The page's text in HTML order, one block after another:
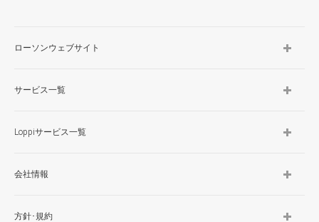
ローソンウェブサイト
サービス一覧
Loppiサービス一覧
会社情報
方針･規約